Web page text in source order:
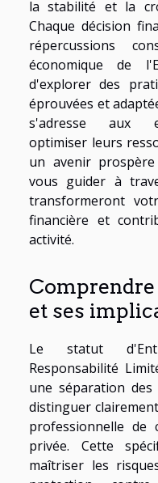
la stabilité et la
Chaque décision
répercussions
économique de
d'explorer des
éprouvées et
s'adresse aux
optimiser leurs
un avenir
vous guider à
transformeront
financière et
activité.
et ses
Le statut
Responsabilité
une séparation
distinguer
professionnelle de
privée. Cette
maîtriser les